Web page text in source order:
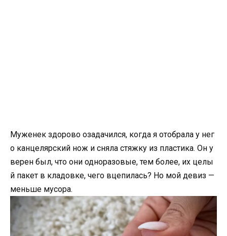
Муженек здорово озадачился, когда я отобрала у нег
о канцелярский нож и сняла стяжку из пластика. Он у
верен был, что они одноразовые, тем более, их целы
й пакет в кладовке, чего вцепилась? Но мой девиз —
меньше мусора.